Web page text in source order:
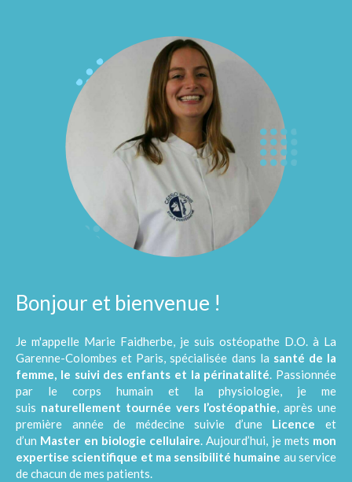
Bonjour et bienvenue !
Je m'appelle Marie Faidherbe, je suis ostéopathe D.O. à La
Garenne-Colombes et Paris, spécialisée dans la santé de la
femme, le suivi des enfants et la périnatalité. Passionnée
par le corps humain et la physiologie, je me
suis naturellement tournée vers l’ostéopathie, après une
première année de médecine suivie d’une Licence et
d’un Master en biologie cellulaire. Aujourd’hui, je mets mon
expertise scientifique et ma sensibilité humaine au service
de chacun de mes patients.